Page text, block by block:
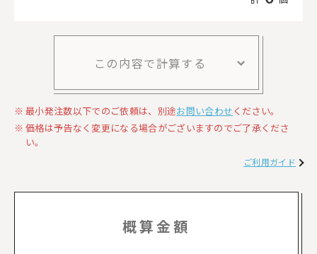
この内容で計算する
最小発注数以下でのご依頼は、別途お問い合わせください。
価格は予告なく変更になる場合がございますのでご了承くださ
い。
ご利用ガイド
概算金額